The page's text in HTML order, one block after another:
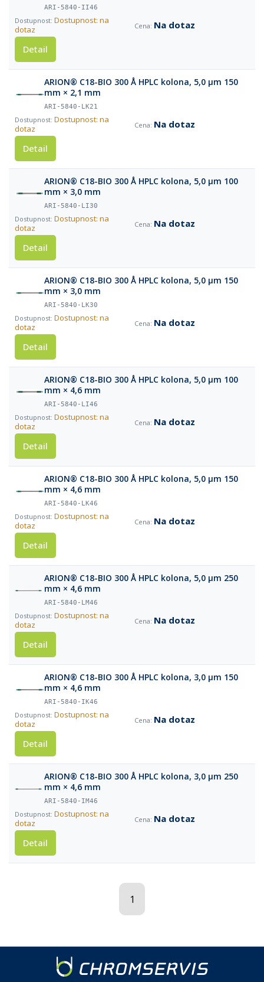
ARI-5840-II46
Dostupnost: na
dotaz
Na dotaz
Detail
ARION® C18-BIO 300 Å HPLC kolona, 5,0 µm 150
mm × 2,1 mm
ARI-5840-LK21
Dostupnost: na
dotaz
Na dotaz
Detail
ARION® C18-BIO 300 Å HPLC kolona, 5,0 µm 100
mm × 3,0 mm
ARI-5840-LI30
Dostupnost: na
dotaz
Na dotaz
Detail
ARION® C18-BIO 300 Å HPLC kolona, 5,0 µm 150
mm × 3,0 mm
ARI-5840-LK30
Dostupnost: na
dotaz
Na dotaz
Detail
ARION® C18-BIO 300 Å HPLC kolona, 5,0 µm 100
mm × 4,6 mm
ARI-5840-LI46
Dostupnost: na
dotaz
Na dotaz
Detail
ARION® C18-BIO 300 Å HPLC kolona, 5,0 µm 150
mm × 4,6 mm
ARI-5840-LK46
Dostupnost: na
dotaz
Na dotaz
Detail
ARION® C18-BIO 300 Å HPLC kolona, 5,0 µm 250
mm × 4,6 mm
ARI-5840-LM46
Dostupnost: na
dotaz
Na dotaz
Detail
ARION® C18-BIO 300 Å HPLC kolona, 3,0 µm 150
mm × 4,6 mm
ARI-5840-IK46
Dostupnost: na
dotaz
Na dotaz
Detail
ARION® C18-BIO 300 Å HPLC kolona, 3,0 µm 250
mm × 4,6 mm
ARI-5840-IM46
Dostupnost: na
dotaz
Na dotaz
Detail
1